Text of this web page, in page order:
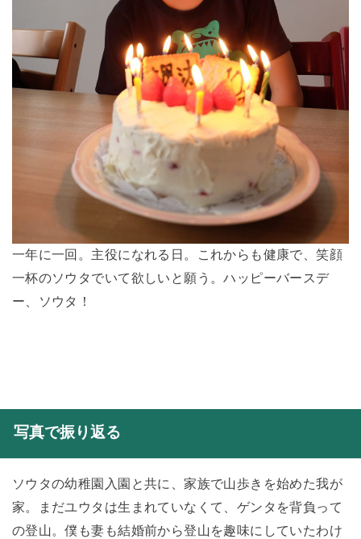
一年に一回。主役になれる日。これからも健康で、笑顔
一杯のソウタでいて欲しいと願う。ハッピーバースデ
ー、ソウタ！
写真で振り返る
ソウタの幼稚園入園と共に、家族で山歩きを始めた我が
家。まだユウタは生まれていなくて、ゲンタを背負って
の登山。僕も妻も結婚前から登山を趣味にしていたわけ